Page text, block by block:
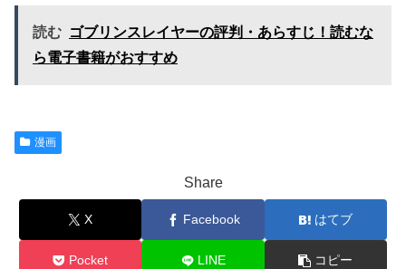
読む ゴブリンスレイヤーの評判・あらすじ！読むな
ら電子書籍がおすすめ
漫画
Share
X Facebook はてブ
Pocket LINE コピー